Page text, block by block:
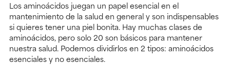
Los aminoácidos juegan un papel esencial en el
mantenimiento de la salud en general y son indispensables
si quieres tener una piel bonita. Hay muchas clases de
aminoácidos, pero solo 20 son básicos para mantener
nuestra salud. Podemos dividirlos en 2 tipos: aminoácidos
esenciales y no esenciales.